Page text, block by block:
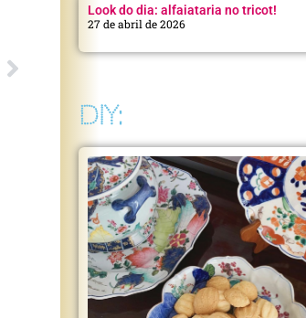
Look do dia: alfaiataria no tricot!
27 de abril de 2026
DIY: